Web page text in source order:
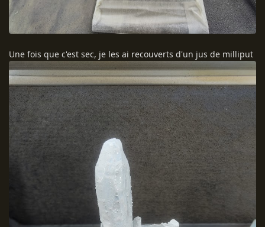
Une fois que c'est sec, je les ai recouverts d'un jus de milliput